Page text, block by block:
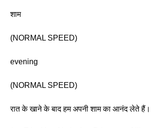
शाम
(NORMAL SPEED)
evening
(NORMAL SPEED)
रात के खाने के बाद हम अपनी शाम का आनंद लेते हैं।